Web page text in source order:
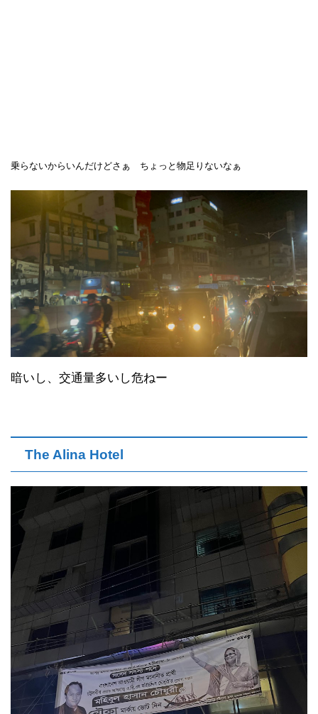
乗らないからいんだけどさぁ ちょっと物足りないなぁ
暗いし、交通量多いし危ねー
The Alina Hotel